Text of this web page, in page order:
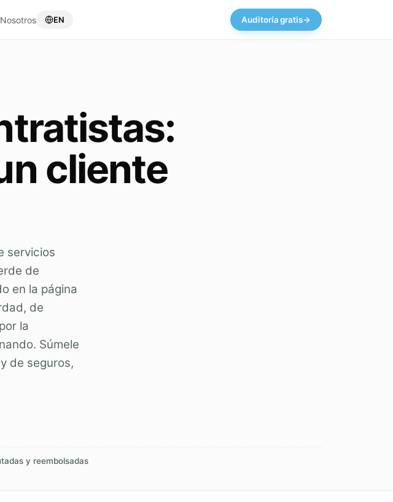
Nosotros EN Auditoría gratis→
cliente
servicios
de
en la página
de
la
Súmele
de seguros,
y reembolsadas